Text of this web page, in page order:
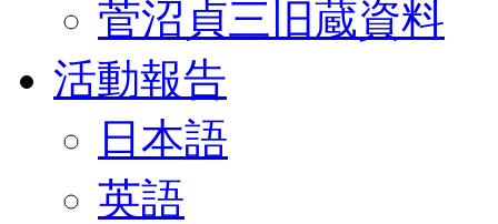
菅沼貞三旧蔵資料
活動報告
日本語
英語